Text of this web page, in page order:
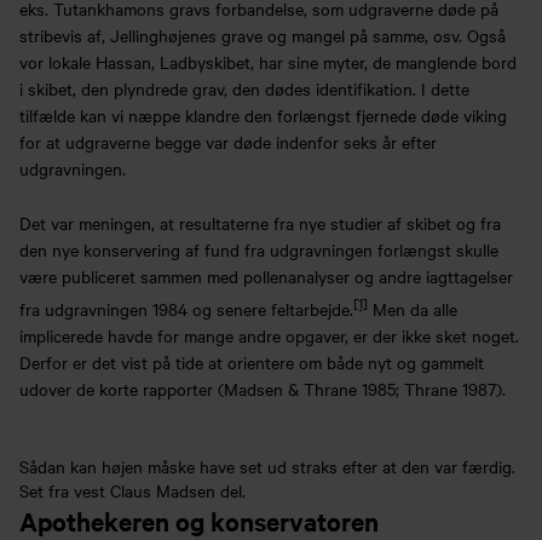
eks. Tutankhamons gravs forbandelse, som udgraverne døde på
stribevis af, Jellinghøjenes grave og mangel på samme, osv. Også
vor lokale Hassan, Ladbyskibet, har sine myter, de manglende bord
i skibet, den plyndrede grav, den dødes identifikation. I dette
tilfælde kan vi næppe klandre den forlængst fjernede døde viking
for at udgraverne begge var døde indenfor seks år efter
udgravningen.
Det var meningen, at resultaterne fra nye studier af skibet og fra
den nye konservering af fund fra udgravningen forlængst skulle
være publiceret sammen med pollenanalyser og andre iagttagelser
fra udgravningen 1984 og senere feltarbejde.[1] Men da alle
implicerede havde for mange andre opgaver, er der ikke sket noget.
Derfor er det vist på tide at orientere om både nyt og gammelt
udover de korte rapporter (Madsen & Thrane 1985; Thrane 1987).
Sådan kan højen måske have set ud straks efter at den var færdig.
Set fra vest Claus Madsen del.
Apothekeren og konservatoren